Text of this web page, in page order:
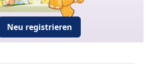
Neu registrieren